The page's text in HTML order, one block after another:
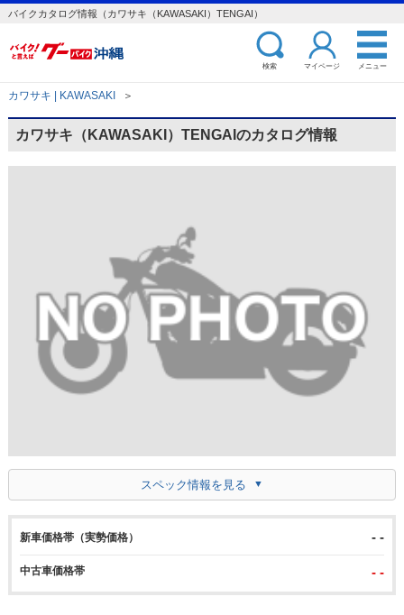
バイクカタログ情報（カワサキ（KAWASAKI）TENGAI）
検索 マイページ メニュー
カワサキ | KAWASAKI ＞
カワサキ（KAWASAKI）TENGAIのカタログ情報
スペック情報を見る
新車価格帯（実勢価格） - -
中古車価格帯 - -